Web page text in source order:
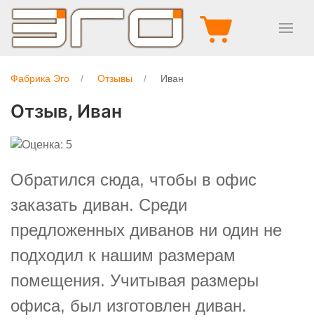
Фабрика Эго Отзывы Иван
Отзыв, Иван
Обратился сюда, чтобы в офис
заказать диван. Среди
предложенных диванов ни один не
подходил к нашим размерам
помещения. Учитывая размеры
офиса, был изготовлен диван.